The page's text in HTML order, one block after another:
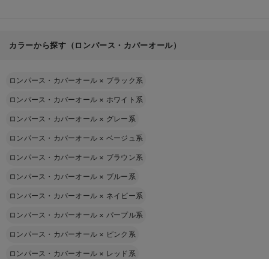
カラーから探す（ロンパース・カバーオール）
ロンパース・カバーオール × ブラック系
ロンパース・カバーオール × ホワイト系
ロンパース・カバーオール × グレー系
ロンパース・カバーオール × ベージュ系
ロンパース・カバーオール × ブラウン系
ロンパース・カバーオール × ブルー系
ロンパース・カバーオール × ネイビー系
ロンパース・カバーオール × パープル系
ロンパース・カバーオール × ピンク系
ロンパース・カバーオール × レッド系